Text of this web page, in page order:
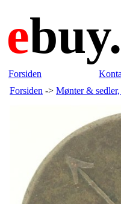
e
Forsiden
Forsiden -> Mønter &